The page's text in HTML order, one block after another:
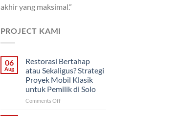
akhir yang maksimal.”
PROJECT KAMI
06
Aug
Restorasi Bertahap
atau Sekaligus? Strategi
Proyek Mobil Klasik
untuk Pemilik di Solo
Comments Offon